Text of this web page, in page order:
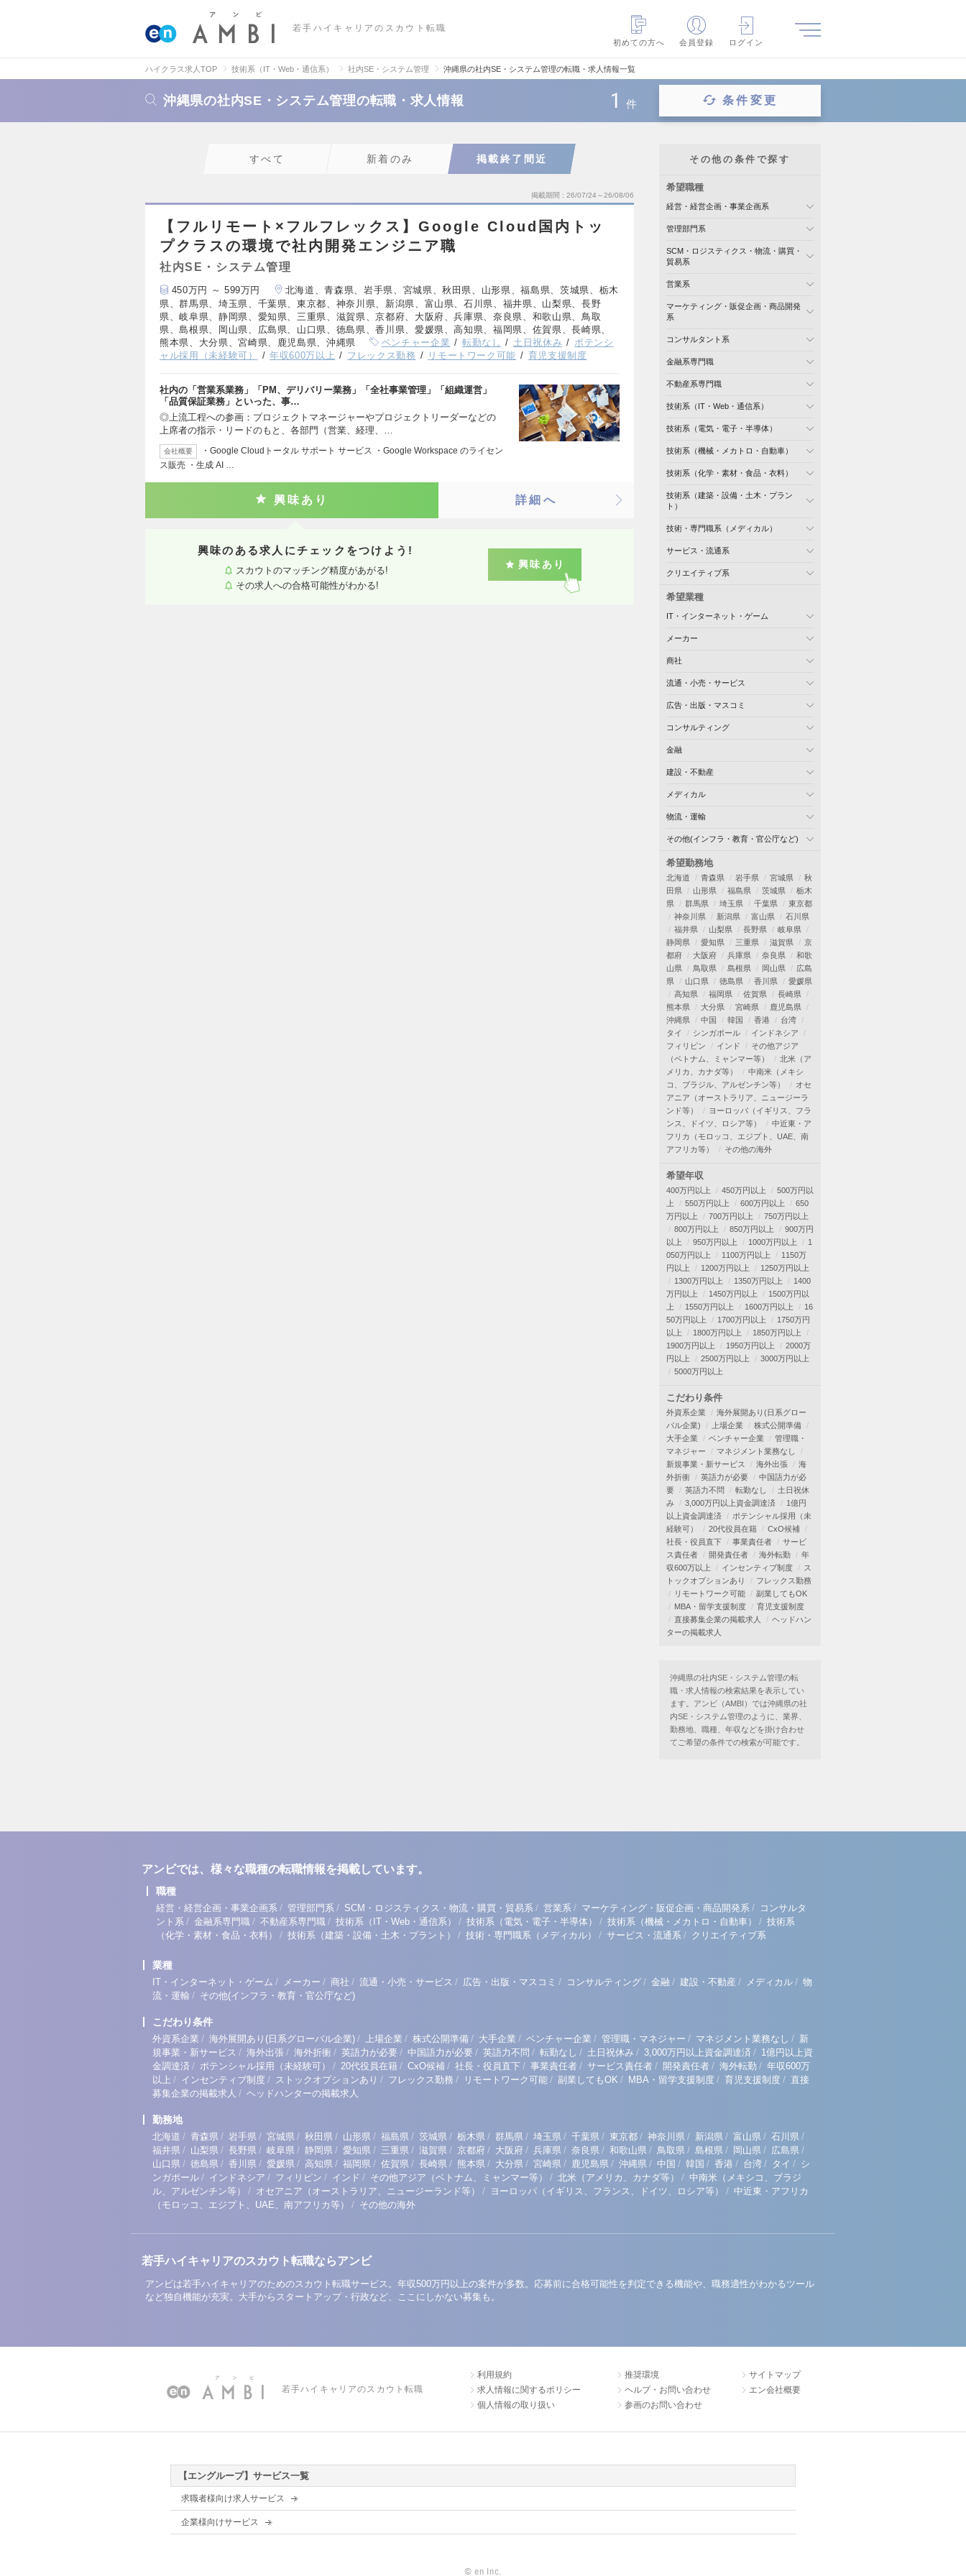
若手ハイキャリアのスカウト転職
初めての方へ
会員登録 ログイン
ハイクラス求人TOP 技術系（IT・Web・通信系） 社内SE・システム管理 沖縄県の社内SE・システム管理の転職・求人情報一覧
沖縄県の社内SE・システム管理の転職・求人情報 1 件 条件変更
すべて 新着のみ 掲載終了間近
掲載期間 26/07/24～26/08/06
【フルリモート×フルフレックス】Google Cloud国内トッ
プクラスの環境で社内開発エンジニア職
社内SE・システム管理
450万円 ～ 599万円
北海道、青森県、岩手県、宮城県、秋田県、山形県、福島県、茨城県、栃木
県、群馬県、埼玉県、千葉県、東京都、神奈川県、新潟県、富山県、石川県、福井県、山梨県、長野
県、岐阜県、静岡県、愛知県、三重県、滋賀県、京都府、大阪府、兵庫県、奈良県、和歌山県、鳥取
県、島根県、岡山県、広島県、山口県、徳島県、香川県、愛媛県、高知県、福岡県、佐賀県、長崎県、
熊本県、大分県、宮崎県、鹿児島県、沖縄県
ベンチャー企業 転勤なし 土日祝休み
ポテンシ
ャル採用（未経験可）
年収600万以上 フレックス勤務 リモートワーク可能 育児支援制度
社内の「営業系業務」「PM、デリバリー業務」「全社事業管理」「組織運営」
「品質保証業務」といった、事…
◎上流工程への参画：プロジェクトマネージャーやプロジェクトリーダーなどの
上席者の指示・リードのもと、各部門（営業、経理、…
会社概要
・Google Cloudトータル サポート サービス ・Google Workspace のライセン
ス販売 ・生成 AI …
興味あり 詳細へ
興味のある求人にチェックをつけよう!
スカウトのマッチング精度があがる!
その求人への合格可能性がわかる!
興味あり
その他の条件で探す
希望職種
経営・経営企画・事業企画系
管理部門系
SCM・ロジスティクス・物流・購買・
貿易系
営業系
マーケティング・販促企画・商品開発
系
コンサルタント系
金融系専門職
不動産系専門職
技術系（IT・Web・通信系）
技術系（電気・電子・半導体）
技術系（機械・メカトロ・自動車）
技術系（化学・素材・食品・衣料）
技術系（建築・設備・土木・プラン
ト）
技術・専門職系（メディカル）
サービス・流通系
クリエイティブ系
希望業種
IT・インターネット・ゲーム
メーカー
商社
流通・小売・サービス
広告・出版・マスコミ
コンサルティング
金融
建設・不動産
メディカル
物流・運輸
その他(インフラ・教育・官公庁など)
希望勤務地
北海道 青森県 岩手県 宮城県
秋
田県
山形県 福島県 茨城県
栃木
県
群馬県 埼玉県 千葉県
東京都
神奈川県
新潟県 富山県
石川県
福井県
山梨県 長野県
岐阜県
静岡県
愛知県 三重県 滋賀県
京
都府
大阪府 兵庫県 奈良県
和歌
山県
鳥取県 島根県 岡山県
広島
県
山口県 徳島県 香川県
愛媛県
高知県
福岡県 佐賀県
長崎県
熊本県
大分県 宮崎県
鹿児島県
沖縄県
中国 韓国 香港
台湾
タイ
シンガポール
インドネシア
フィリピン
インド
その他アジア
（ベトナム、ミャンマー等）
北米（ア
メリカ、カナダ等）
中南米（メキシ
コ、ブラジル、アルゼンチン等）
オセ
アニア（オーストラリア、ニュージーラ
ンド等）
ヨーロッパ（イギリス、フラ
ンス、ドイツ、ロシア等）
中近東・ア
フリカ（モロッコ、エジプト、UAE、南
アフリカ等）
その他の海外
希望年収
400万円以上 450万円以上
500万円以
上
550万円以上 600万円以上
650
万円以上
700万円以上
750万円以上
800万円以上
850万円以上
900万円
以上
950万円以上 1000万円以上
1
050万円以上
1100万円以上
1150万
円以上
1200万円以上
1250万円以上
1300万円以上
1350万円以上
1400
万円以上
1450万円以上
1500万円以
上
1550万円以上 1600万円以上
16
50万円以上
1700万円以上
1750万円
以上
1800万円以上
1850万円以上
1900万円以上
1950万円以上
2000万
円以上
2500万円以上
3000万円以上
5000万円以上
こだわり条件
外資系企業
海外展開あり(日系グロー
バル企業)
上場企業
株式公開準備
大手企業
ベンチャー企業
管理職・
マネジャー
マネジメント業務なし
新規事業・新サービス
海外出張
海
外折衝
英語力が必要
中国語力が必
要
英語力不問 転勤なし
土日祝休
み
3,000万円以上資金調達済
1億円
以上資金調達済
ポテンシャル採用（未
経験可）
20代役員在籍
CxO候補
社長・役員直下
事業責任者
サービ
ス責任者
開発責任者 海外転勤
年
収600万以上
インセンティブ制度
ス
トックオプションあり
フレックス勤務
リモートワーク可能
副業してもOK
MBA・留学支援制度
育児支援制度
直接募集企業の掲載求人
ヘッドハン
ターの掲載求人
沖縄県の社内SE・システム管理の転
職・求人情報の検索結果を表示してい
ます。アンビ（AMBI）では沖縄県の社
内SE・システム管理のように、業界、
勤務地、職種、年収などを掛け合わせ
てご希望の条件での検索が可能です。
アンビでは、様々な職種の転職情報を掲載しています。
職種
経営・経営企画・事業企画系 / 管理部門系 / SCM・ロジスティクス・物流・購買・貿易系 / 営業系 / マーケティング・販促企画・商品開発系 / コンサルタ
ント系 / 金融系専門職 / 不動産系専門職 / 技術系（IT・Web・通信系） / 技術系（電気・電子・半導体） / 技術系（機械・メカトロ・自動車） / 技術系
（化学・素材・食品・衣料）
/ 技術系（建築・設備・土木・プラント） / 技術・専門職系（メディカル） / サービス・流通系 / クリエイティブ系
業種
IT・インターネット・ゲーム / メーカー / 商社 / 流通・小売・サービス / 広告・出版・マスコミ / コンサルティング / 金融 / 建設・不動産 / メディカル / 物
流・運輸 / その他(インフラ・教育・官公庁など)
こだわり条件
外資系企業 / 海外展開あり(日系グローバル企業) / 上場企業 / 株式公開準備 / 大手企業 / ベンチャー企業 / 管理職・マネジャー / マネジメント業務なし / 新
規事業・新サービス / 海外出張 / 海外折衝 / 英語力が必要 / 中国語力が必要 / 英語力不問 / 転勤なし / 土日祝休み / 3,000万円以上資金調達済 / 1億円以上資
金調達済 / ポテンシャル採用（未経験可） / 20代役員在籍 / CxO候補 / 社長・役員直下 / 事業責任者 / サービス責任者 / 開発責任者 / 海外転勤 / 年収600万
以上 / インセンティブ制度 / ストックオプションあり / フレックス勤務 / リモートワーク可能 / 副業してもOK / MBA・留学支援制度 / 育児支援制度 / 直接
募集企業の掲載求人 / ヘッドハンターの掲載求人
勤務地
北海道 / 青森県 / 岩手県 / 宮城県 / 秋田県 / 山形県 / 福島県 / 茨城県 / 栃木県 / 群馬県 / 埼玉県 / 千葉県 / 東京都 / 神奈川県 / 新潟県 / 富山県 / 石川県 /
福井県 / 山梨県 / 長野県 / 岐阜県 / 静岡県 / 愛知県 / 三重県 / 滋賀県 / 京都府 / 大阪府 / 兵庫県 / 奈良県 / 和歌山県 / 鳥取県 / 島根県 / 岡山県 / 広島県 /
山口県 / 徳島県 / 香川県 / 愛媛県 / 高知県 / 福岡県 / 佐賀県 / 長崎県 / 熊本県 / 大分県 / 宮崎県 / 鹿児島県 / 沖縄県 / 中国 / 韓国 / 香港 / 台湾 / タイ / シ
ンガポール / インドネシア / フィリピン / インド / その他アジア（ベトナム、ミャンマー等） / 北米（アメリカ、カナダ等） / 中南米（メキシコ、ブラジ
ル、アルゼンチン等）
/ オセアニア（オーストラリア、ニュージーランド等） / ヨーロッパ（イギリス、フランス、ドイツ、ロシア等） / 中近東・アフリカ
（モロッコ、エジプト、UAE、南アフリカ等）
/ その他の海外
若手ハイキャリアのスカウト転職ならアンビ
アンビは若手ハイキャリアのためのスカウト転職サービス。年収500万円以上の案件が多数。応募前に合格可能性を判定できる機能や、職務適性がわかるツール
など独自機能が充実。大手からスタートアップ・行政など、ここにしかない募集も。
若手ハイキャリアのスカウト転職
利用規約
求人情報に関するポリシー
個人情報の取り扱い
推奨環境
ヘルプ・お問い合わせ
参画のお問い合わせ
サイトマップ
エン会社概要
【エングループ】サービス一覧
求職者様向け求人サービス
企業様向けサービス
© en Inc.